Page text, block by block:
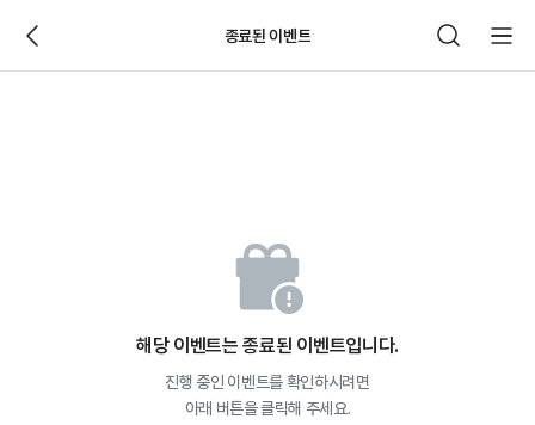
종료된 이벤트
해당 이벤트는 종료된 이벤트입니다.
진행 중인 이벤트를 확인하시려면
아래 버튼을 클릭해 주세요.